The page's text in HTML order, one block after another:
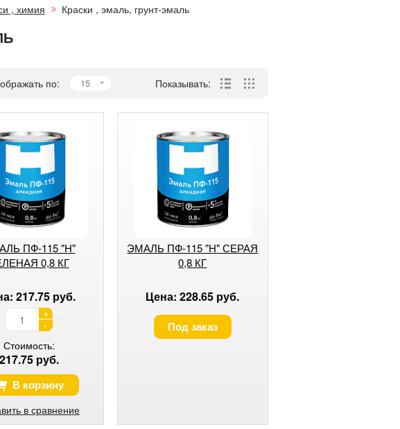
, химия Краски , эмаль, грунт-эмаль
по: 15 Показывать:
ПФ-115 "H"
0,8 КГ
217.75 руб.
+
-
Стоимость:
217.75 руб.
В корзину
в сравнение
ЭМАЛЬ ПФ-115 "H" СЕРАЯ
0,8 КГ
Цена: 228.65 руб.
Под заказ